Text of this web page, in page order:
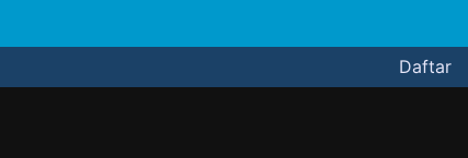
Daftar